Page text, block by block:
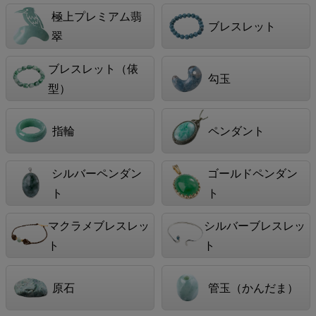
極上プレミアム翡
翠
ブレスレット
ブレスレット（俵
型）
勾玉
指輪 ペンダント
シルバーペンダン
ト
ゴールドペンダン
ト
マクラメブレスレッ
ト
シルバーブレスレッ
ト
原石 管玉（かんだま）